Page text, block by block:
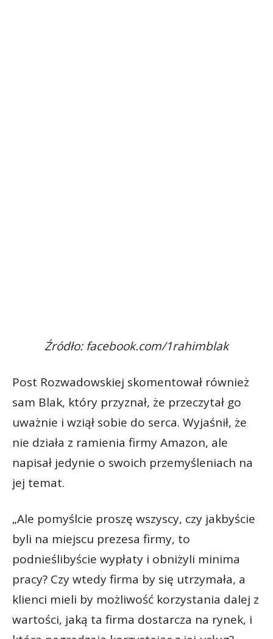
Źródło: facebook.com/1rahimblak
Post Rozwadowskiej skomentował również
sam Blak, który przyznał, że przeczytał go
uważnie i wziął sobie do serca. Wyjaśnił, że
nie działa z ramienia firmy Amazon, ale
napisał jedynie o swoich przemyśleniach na
jej temat.
„Ale pomyślcie proszę wszyscy, czy jakbyście
byli na miejscu prezesa firmy, to
podnieślibyście wypłaty i obniżyli minima
pracy? Czy wtedy firma by się utrzymała, a
klienci mieli by możliwość korzystania dalej z
wartości, jaką ta firma dostarcza na rynek, i